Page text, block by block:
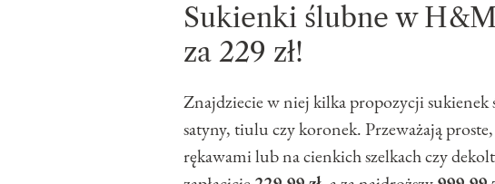
Sukienki ślubne w
za 229 zł!
Znajdziecie w niej kilka propozycji
satyny, tiulu czy koronek. Przeważają
rękawami lub na cienkich szelkach czy